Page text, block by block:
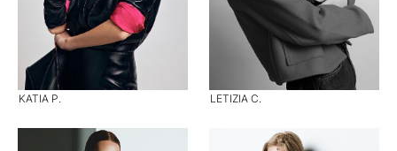
KATIA P. LETIZIA C.